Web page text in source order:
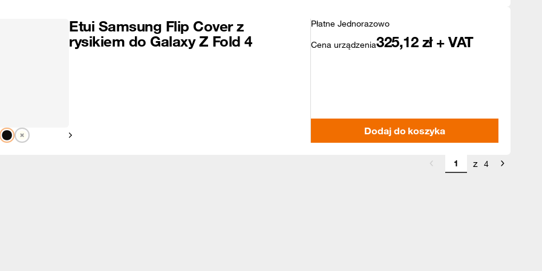
Pokaż następny
Etui Samsung Flip Cover z
rysikiem do Galaxy Z Fold 4
Płatne Jednorazowo
Cena urządzenia325,12 zł + VAT
Dodaj do koszyka
z 4